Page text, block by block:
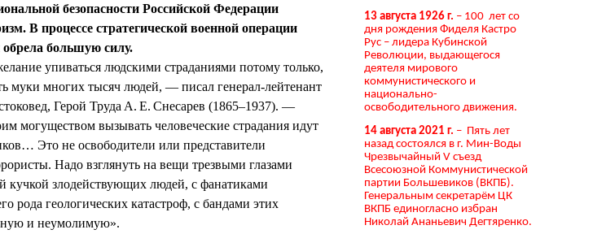
безопасности Российской Федерации
В процессе стратегической военной операции
обрела большую силу.
упиваться людскими страданиями потому только,
муки многих тысяч людей, — писал генерал-лейтенант
Герой Труда А. Е. Снесарев (1865–1937). —
могуществом вызывать человеческие страдания идут
Это не освободители или представители
Надо взглянуть на вещи трезвыми глазами
кучкой злодействующих людей, с фанатиками
рода геологических катастроф, с бандами этих
и неумолимую».
13 августа 1926 г. – 100 лет со
дня рождения Фиделя Кастро
Рус – лидера Кубинской
Революции, выдающегося
деятеля мирового
коммунистического и
национально-
освободительного движения.
14 августа 2021 г. – Пять лет
назад состоялся в г. Мин-Воды
Чрезвычайный V съезд
Всесоюзной Коммунистической
партии Большевиков (ВКПБ).
Генеральным секретарём ЦК
ВКПБ единогласно избран
Николай Ананьевич Дегтяренко.